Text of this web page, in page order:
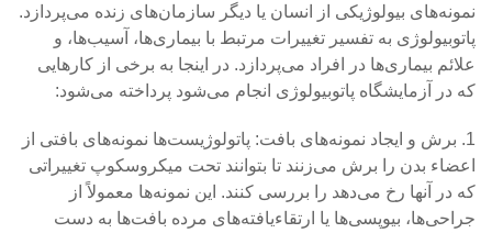
نمونه‌های بیولوژیکی از انسان یا دیگر سازمان‌های زنده می‌پردازد.
پاتوبیولوژی به تفسیر تغییرات مرتبط با بیماری‌ها، آسیب‌ها، و
علائم بیماری‌ها در افراد می‌پردازد. در اینجا به برخی از کارهایی
که در آزمایشگاه پاتوبیولوژی انجام می‌شود پرداخته می‌شود:
1. برش و ایجاد نمونه‌های بافت: پاتولوژیست‌ها نمونه‌های بافتی از
اعضاء بدن را برش می‌زنند تا بتوانند تحت میکروسکوپ تغییراتی
که در آنها رخ می‌دهد را بررسی کنند. این نمونه‌ها معمولاً از
جراحی‌ها، بیوپسی‌ها یا ارتقاء‌یافته‌های مرده بافت‌ها به دست